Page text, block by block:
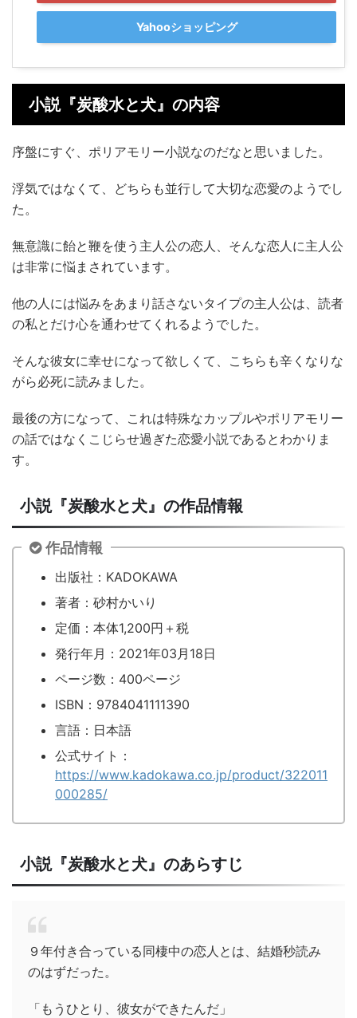
Yahooショッピング
小説『炭酸水と犬』の内容
序盤にすぐ、ポリアモリー小説なのだなと思いました。
浮気ではなくて、どちらも並行して大切な恋愛のようでし
た。
無意識に飴と鞭を使う主人公の恋人、そんな恋人に主人公
は非常に悩まされています。
他の人には悩みをあまり話さないタイプの主人公は、読者
の私とだけ心を通わせてくれるようでした。
そんな彼女に幸せになって欲しくて、こちらも辛くなりな
がら必死に読みました。
最後の方になって、これは特殊なカップルやポリアモリー
の話ではなくこじらせ過ぎた恋愛小説であるとわかりま
す。
小説『炭酸水と犬』の作品情報
作品情報
出版社：KADOKAWA
著者：砂村かいり
定価：本体1,200円＋税
発行年月：2021年03月18日
ページ数：400ページ
ISBN：9784041111390
言語：日本語
公式サイト：
https://www.kadokawa.co.jp/product/322011
000285/
小説『炭酸水と犬』のあらすじ
９年付き合っている同棲中の恋人とは、結婚秒読み
のはずだった。
「もうひとり、彼女ができたんだ」